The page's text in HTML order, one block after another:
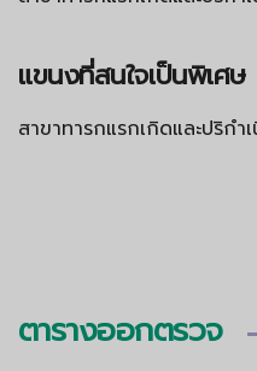
แขนงที่สนใจเป็นพิเศษ
สาขาทารกแรกเกิดและปริกำ
ตารางออกตรวจ